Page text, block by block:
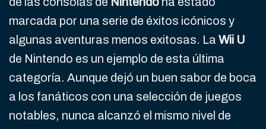
marcada por una serie de éxitos icónicos y
algunas aventuras menos exitosas. La Wii U
de Nintendo es un ejemplo de esta última
categoría. Aunque dejó un buen sabor de boca
a los fanáticos con una selección de juegos
notables, nunca alcanzó el mismo nivel de